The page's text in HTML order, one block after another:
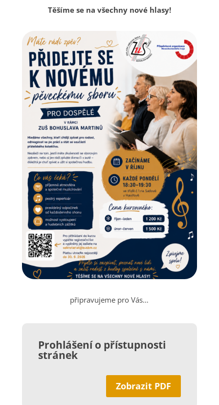
Těšíme se na všechny nové hlasy!
připravujeme pro Vás…
Prohlášení o přístupnosti
stránek
Zobrazit PDF